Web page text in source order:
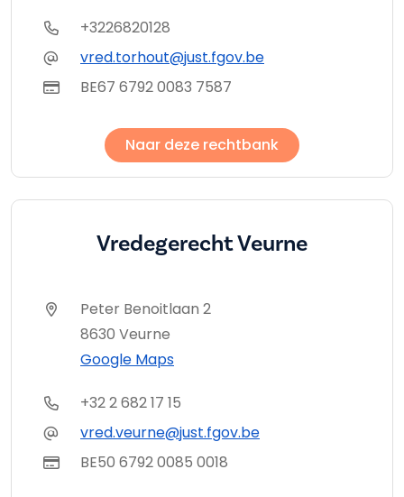
+3226820128
vred.torhout@just.fgov.be
BE67 6792 0083 7587
Naar deze rechtbank
Vredegerecht Veurne
Peter Benoitlaan 2
8630 Veurne
Google Maps
+32 2 682 17 15
vred.veurne@just.fgov.be
BE50 6792 0085 0018